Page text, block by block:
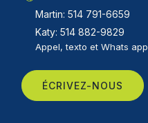
Martin: 514 791-6659
Katy: 514 882-9829
Appel, texto et Whats app
ÉCRIVEZ-NOUS